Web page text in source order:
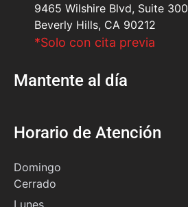
9465 Wilshire Blvd, Suite 300
Beverly Hills, CA 90212
*Solo con cita previa
Mantente al día
Horario de Atención
Domingo
Cerrado
Lunes